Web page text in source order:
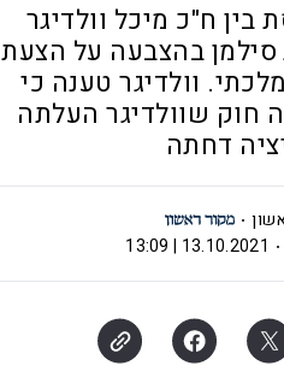
ח"כ מיכל וולדיגר
סילמן בהצבעה על הצעת
וולדיגר טענה כי
חוק שוולדיגר העלתה
דחתה
13.10.2021 | 13:09